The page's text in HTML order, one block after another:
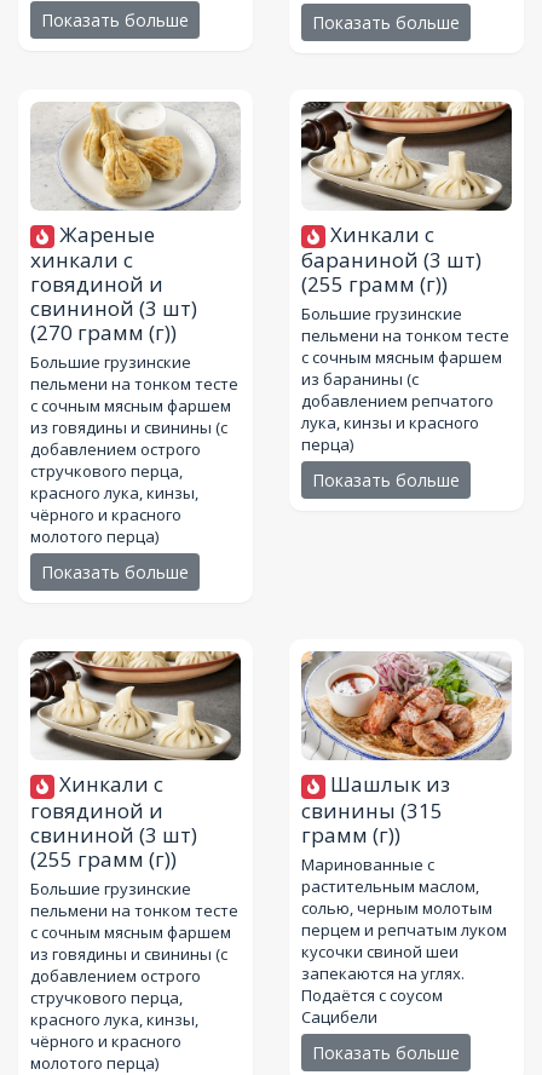
Показать больше Показать больше
Жареные
хинкали с
говядиной и
свининой (3 шт)
(270 грамм (г))
Большие грузинские
пельмени на тонком тесте
с сочным мясным фаршем
из говядины и свинины (с
добавлением острого
стручкового перца,
красного лука, кинзы,
чёрного и красного
молотого перца)
Показать больше
Хинкали с
бараниной (3 шт)
(255 грамм (г))
Большие грузинские
пельмени на тонком тесте
с сочным мясным фаршем
из баранины (с
добавлением репчатого
лука, кинзы и красного
перца)
Показать больше
Хинкали с
говядиной и
свининой (3 шт)
(255 грамм (г))
Большие грузинские
пельмени на тонком тесте
с сочным мясным фаршем
из говядины и свинины (с
добавлением острого
стручкового перца,
красного лука, кинзы,
чёрного и красного
молотого перца)
Шашлык из
свинины (315
грамм (г))
Маринованные с
растительным маслом,
солью, черным молотым
перцем и репчатым луком
кусочки свиной шеи
запекаются на углях.
Подаётся с соусом
Сацибели
Показать больше